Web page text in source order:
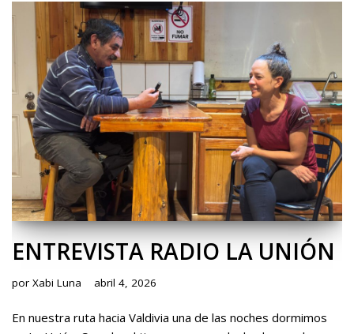
ENTREVISTA RADIO LA UNIÓN
por Xabi Luna abril 4, 2026
En nuestra ruta hacia Valdivia una de las noches dormimos